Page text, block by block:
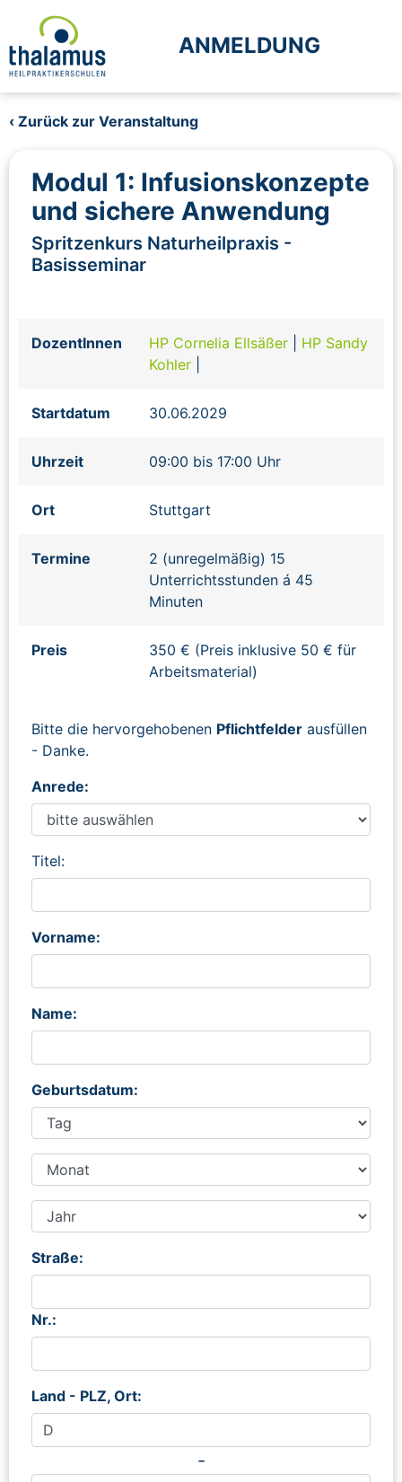
ANMELDUNG
‹ Zurück zur Veranstaltung
Modul 1: Infusionskonzepte
und sichere Anwendung
Spritzenkurs Naturheilpraxis -
Basisseminar
DozentInnen HP Cornelia Ellsäßer
HP Sandy
Kohler
Startdatum 30.06.2029
Uhrzeit 09:00 bis 17:00 Uhr
Ort Stuttgart
Termine
2 (unregelmäßig) 15
Unterrichtsstunden á 45
Minuten
Preis
350 € (Preis inklusive 50 € für
Arbeitsmaterial)
Bitte die hervorgehobenen Pflichtfelder ausfüllen
- Danke.
Anrede:
Titel:
Vorname:
Name:
Geburtsdatum:
Straße:
Nr.:
Land - PLZ, Ort:
-